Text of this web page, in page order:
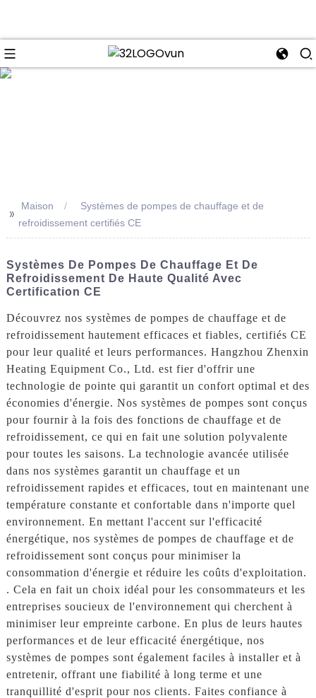
>> Maison
Systèmes de pompes de chauffage et de
refroidissement certifiés CE
Systèmes De Pompes De Chauffage Et De
Refroidissement De Haute Qualité Avec
Certification CE
Découvrez nos systèmes de pompes de chauffage et de
refroidissement hautement efficaces et fiables, certifiés CE
pour leur qualité et leurs performances. Hangzhou Zhenxin
Heating Equipment Co., Ltd. est fier d'offrir une
technologie de pointe qui garantit un confort optimal et des
économies d'énergie. Nos systèmes de pompes sont conçus
pour fournir à la fois des fonctions de chauffage et de
refroidissement, ce qui en fait une solution polyvalente
pour toutes les saisons. La technologie avancée utilisée
dans nos systèmes garantit un chauffage et un
refroidissement rapides et efficaces, tout en maintenant une
température constante et confortable dans n'importe quel
environnement. En mettant l'accent sur l'efficacité
énergétique, nos systèmes de pompes de chauffage et de
refroidissement sont conçus pour minimiser la
consommation d'énergie et réduire les coûts d'exploitation.
. Cela en fait un choix idéal pour les consommateurs et les
entreprises soucieux de l'environnement qui cherchent à
minimiser leur empreinte carbone. En plus de leurs hautes
performances et de leur efficacité énergétique, nos
systèmes de pompes sont également faciles à installer et à
entretenir, offrant une fiabilité à long terme et une
tranquillité d'esprit pour nos clients. Faites confiance à